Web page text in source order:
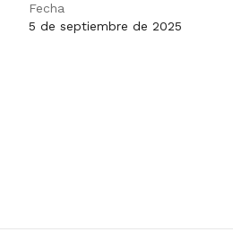
Fecha
5 de septiembre de 2025